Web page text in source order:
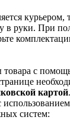
курьером,
в руки. При
с
картой
систем: